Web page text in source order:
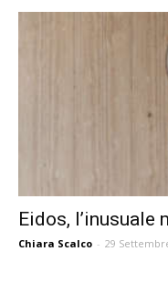
Eidos,
Chiara Scalco - 29